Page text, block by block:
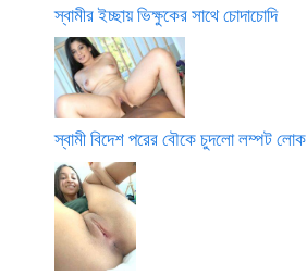
স্বামীর ইচ্ছায় ভিক্ষুকের সাথে চোদাচোদি
স্বামী বিদেশ পরের বৌকে চুদলো লম্পট লোক